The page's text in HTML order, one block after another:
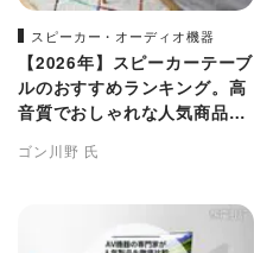
スピーカー・オーディオ機器
【2026年】スピーカーテーブ
ルのおすすめランキング。高
音質でおしゃれな人気商品を
ゴン川野 氏